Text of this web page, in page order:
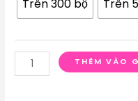
Trên 300 bộ Trên
THÊM VÀO